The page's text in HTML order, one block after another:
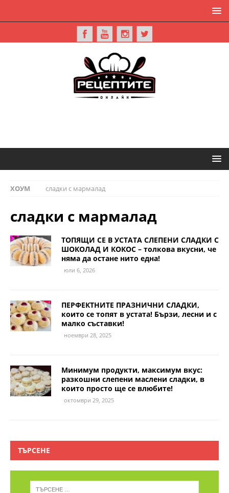
ХОУМ сладки с мармалад
сладки с мармалад
ТОПЯЩИ СЕ В УСТАТА СЛЕПЕНИ СЛАДКИ С
ШОКОЛАД И КОКОС – толкова вкусни, че
няма да остане нито една!
юли 6, 2026
ПЕРФЕКТНИТЕ ПРАЗНИЧНИ СЛАДКИ,
които се топят в устата! Бързи, лесни и с
малко съставки!
ноември 28, 2025
Минимум продукти, максимум вкус:
разкошни слепени маслени сладки, в
които просто ще се влюбите!
октомври 29, 2025
ТЪРСЕНЕ